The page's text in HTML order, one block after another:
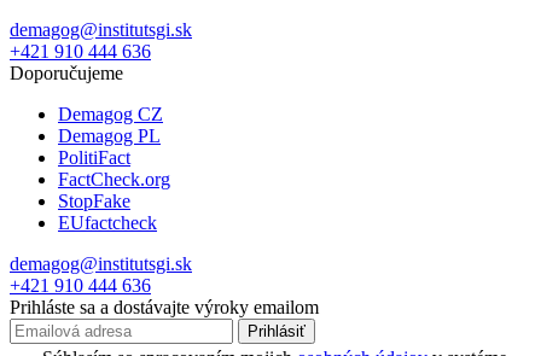
demagog@institutsgi.sk
+421 910 444 636
Doporučujeme
Demagog CZ
Demagog PL
PolitiFact
FactCheck.org
StopFake
EUfactcheck
demagog@institutsgi.sk
+421 910 444 636
Prihláste sa a dostávajte výroky emailom
Prihlásiť